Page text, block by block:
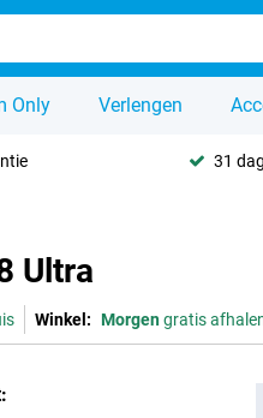
Only Verlengen
31
Ultra
Winkel: Morgengratis